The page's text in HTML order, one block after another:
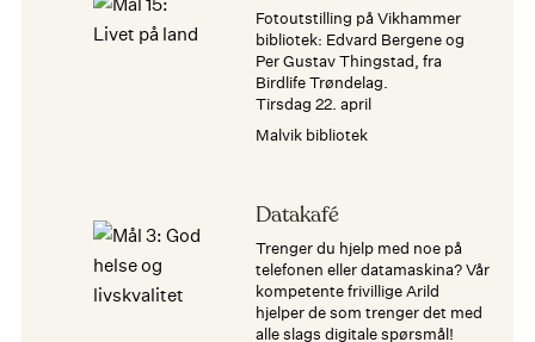
Fotoutstilling på Vikhammer
bibliotek: Edvard Bergene og
Per Gustav Thingstad, fra
Birdlife Trøndelag.
tirsdag 22. april
Malvik bibliotek
Datakafé
Trenger du hjelp med noe på
telefonen eller datamaskina? Vår
kompetente frivillige Arild
hjelper de som trenger det med
alle slags digitale spørsmål!